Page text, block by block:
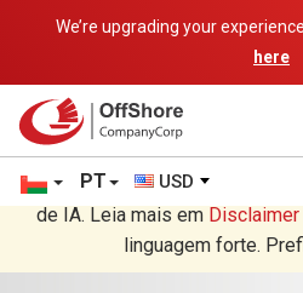
We’re upgrading your experience.
here
PT USD
Você está lendo em Português
de IA. Leia mais em Disclaimer
linguagem forte.